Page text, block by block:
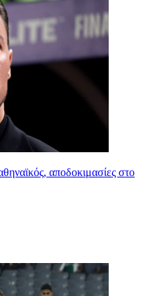
αποδοκιμασίες στο